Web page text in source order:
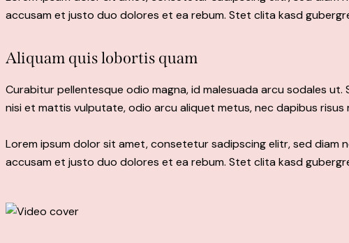
accusam et justo duo dolores et ea rebum. Stet clita kasd
Aliquam quis lobortis quam
Curabitur pellentesque odio magna, id malesuada arcu sodales
nisi et mattis vulputate, odio arcu aliquet metus, nec dapibus risus
Lorem ipsum dolor sit amet, consetetur sadipscing elitr, sed
accusam et justo duo dolores et ea rebum. Stet clita kasd